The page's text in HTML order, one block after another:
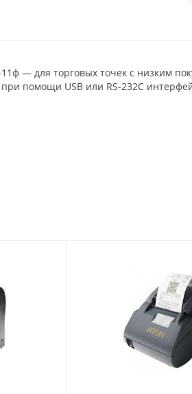
— для торговых точек с низким
помощи USB или RS-232C